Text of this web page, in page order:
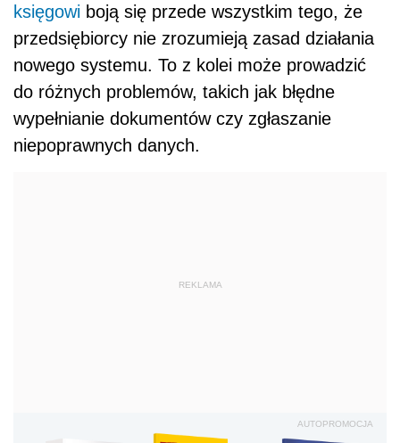
księgowi boją się przede wszystkim tego, że
przedsiębiorcy nie zrozumieją zasad działania
nowego systemu. To z kolei może prowadzić
do różnych problemów, takich jak błędne
wypełnianie dokumentów czy zgłaszanie
niepoprawnych danych.
REKLAMA
AUTOPROMOCJA